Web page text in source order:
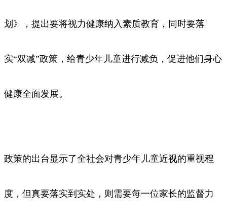
划》，提出要将视力健康纳入素质教育，同时要落
实“双减”政策，给青少年儿童进行减负，促进他们身心
健康全面发展。
政策的出台显示了全社会对青少年儿童近视的重视程
度，但真要落实到实处，则需要每一位家长的监督力